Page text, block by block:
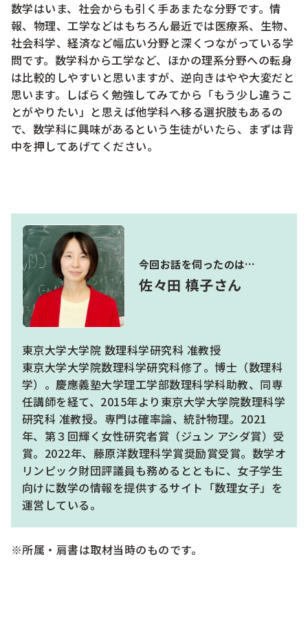
数学はいま、社会からも引く手あまたな分野です。情
報、物理、工学などはもちろん最近では医療系、生物、
社会科学、経済など幅広い分野と深くつながっている学
問です。数学科から工学など、ほかの理系分野への転身
は比較的しやすいと思いますが、逆向きはやや大変だと
思います。しばらく勉強してみてから「もう少し違うこ
とがやりたい」と思えば他学科へ移る選択肢もあるの
で、数学科に興味があるという生徒がいたら、まずは背
中を押してあげてください。
今回お話を伺ったのは…
佐々田 槙子さん
東京大学大学院 数理科学研究科 准教授
東京大学大学院数理科学研究科修了。博士（数理科
学）。慶應義塾大学理工学部数理科学科助教、同専
任講師を経て、2015年より東京大学大学院数理科学
研究科 准教授。専門は確率論、統計物理。2021
年、第３回輝く女性研究者賞（ジュン アシダ賞）受
賞。2022年、藤原洋数理科学賞奨励賞受賞。数学オ
リンピック財団評議員も務めるとともに、女子学生
向けに数学の情報を提供するサイト「数理女子」を
運営している。
※所属・肩書は取材当時のものです。